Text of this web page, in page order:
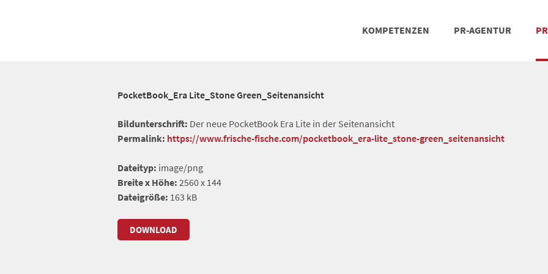
KOMPETENZEN PR-AGENTUR
PocketBook_Era Lite_Stone Green_Seitenansicht
Bildunterschrift: Der neue PocketBook Era Lite in der Seitenansicht
Permalink: https://www.frische-fische.com/pocketbook_era-lite_stone-green_seitenansicht
Dateityp: image/png
Breite x Höhe: 2560 x 144
Dateigröße: 163 kB
DOWNLOAD